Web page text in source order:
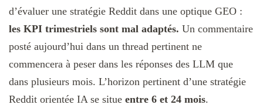
d’évaluer une stratégie Reddit dans une optique GEO :
les KPI trimestriels sont mal adaptés. Un commentaire
posté aujourd’hui dans un thread pertinent ne
commencera à peser dans les réponses des LLM que
dans plusieurs mois. L’horizon pertinent d’une stratégie
Reddit orientée IA se situe entre 6 et 24 mois.